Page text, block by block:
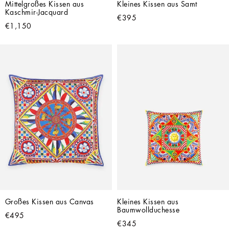
Mittelgroßes Kissen aus
Kaschmir-Jacquard
€1,150
Kleines Kissen aus Samt
€395
Großes Kissen aus Canvas
€495
Kleines Kissen aus
Baumwollduchesse
€345